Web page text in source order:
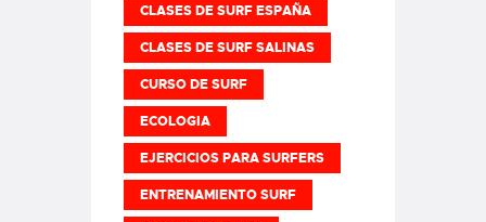
CLASES DE SURF ESPAÑA
CLASES DE SURF SALINAS
CURSO DE SURF
ECOLOGIA
EJERCICIOS PARA SURFERS
ENTRENAMIENTO SURF